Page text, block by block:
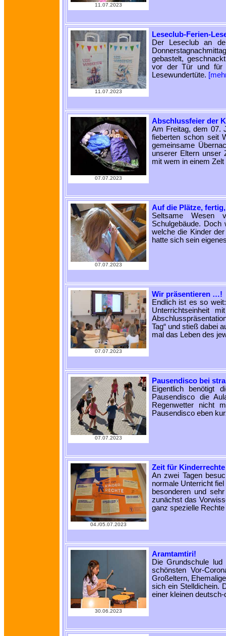
11.07.2023
11.07.2023
Leseclub-Ferien-
Der Leseclub an
gebastelt,
vor der Tür und für
Lesewundertüte.
07.07.2023
Abschlussfeier der
Am Freitag, dem 07.
fieberten schon seit
gemeinsame
unserer Eltern unser
mit wem in einem
07.07.2023
Auf die Plätze,
Seltsame Wesen
Schulgebäude.
welche die Kinder
hatte sich sein
07.07.2023
Wir präsentieren …!
Endlich ist es so
Unterrichtseinheit
Tag“ und stieß dabei
mal das Leben des
07.07.2023
Pausendisco bei
Eigentlich benötigt
Pausendisco die
Regenwetter nicht
Pausendisco eben
04./05.07.2023
Zeit für Kinderrechte
An zwei Tagen
normale Unterricht
besonderen und
zunächst das
ganz spezielle
30.06.2023
Aramtamtiri!
Die Grundschule
schönsten Vor-
Großeltern,
sich ein Stelldichein.
einer kleinen